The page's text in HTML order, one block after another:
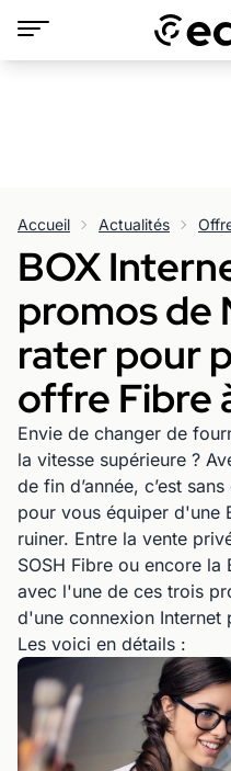
Accueil Actualités
BOX
promos de
rater pour
offre Fibre
Envie de changer de
la vitesse supérieure ?
de fin d’année, c’est
pour vous équiper d'une
ruiner. Entre la vente
SOSH Fibre ou encore la
avec l'une de ces trois
d'une connexion Internet
Les voici en détails :